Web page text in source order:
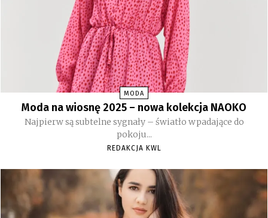
MODA
Moda na wiosnę 2025 – nowa kolekcja NAOKO
Najpierw są subtelne sygnały – światło wpadające do
pokoju...
REDAKCJA KWL